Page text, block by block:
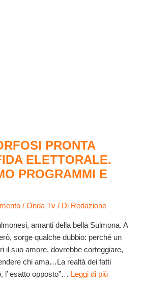
PRONTA
ELETTORALE.
PROGRAMMI E
/ Onda Tv/ Di Redazione
amanti della bella Sulmona. A
sorge qualche dubbio: perché un
il suo amore, dovrebbe corteggiare,
chi ama…La realtà dei fatti
l’ esatto opposto”… Leggi di più